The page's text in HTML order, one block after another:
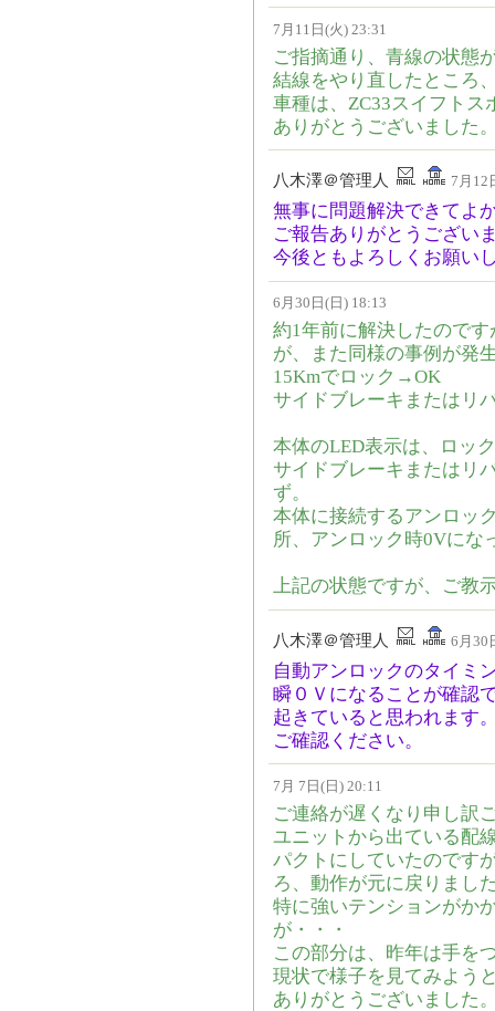
7月11日(火) 23:31
ご指摘通り、青線の状態
結線をやり直したところ
車種は、ZC33スイフトス
ありがとうございました
八木澤＠管理人 7月12
無事に問題解決できてよ
ご報告ありがとうござい
今後ともよろしくお
6月30日(日) 18:13
約1年前に解決したので
が、また同様の事例が発
15Kmでロック→OK
サイドブレーキまたはリ
本体のLED表示は、ロッ
サイドブレーキまたはリ
ず。
本体に接続するアンロッ
所、アンロック時0Vにな
上記の状態ですが、ご教
八木澤＠管理人 6月30
自動アンロックのタイミ
瞬０Ｖになることが確認
起きていると思われます
ご確認ください。
7月 7日(日) 20:11
ご連絡が遅くなり申し訳
ユニットから出ている配
パクトにしていたのです
ろ、動作が元に戻りまし
特に強いテンションがか
が・・・
この部分は、昨年は手を
現状で様子を見てみよう
ありがとうございました